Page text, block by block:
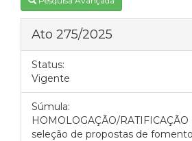
Ato 275/2025
Status:
Vigente
Súmula:
HOMOLOGAÇÃO/RATIFICAÇÃO
seleção de propostas de